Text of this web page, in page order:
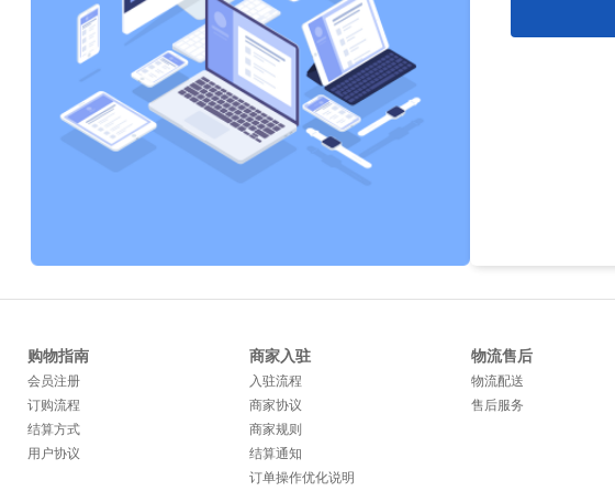
购物指南
会员注册
订购流程
结算方式
用户协议
商家入驻
入驻流程
商家协议
商家规则
结算通知
订单操作优化说明
物流售后
物流配送
售后服务